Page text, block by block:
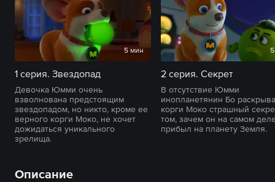
5 мин
1 серия. Звездопад
Девочка Юмми очень
взволнована предстоящим
звездопадом, но никто, кроме ее
верного корги Моко, не хочет
дожидаться уникального
зрелища.
2 серия. Секрет
В отсутствие Юмми
инопланетянин Бо
корги Моко страшный
том, зачем он на самом
прибыл на планету Земля.
Описание